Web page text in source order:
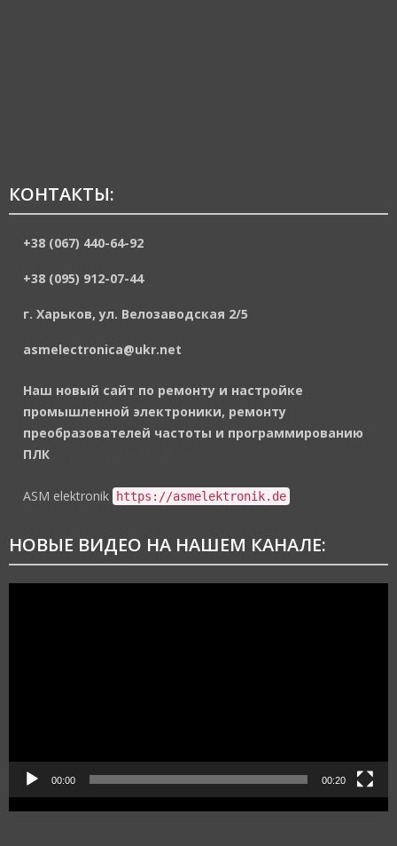
КОНТАКТЫ:
+38 (067) 440-64-92
+38 (095) 912-07-44
г. Харьков, ул. Велозаводская 2/5
asmelectronica@ukr.net
Наш новый сайт по ремонту и настройке
промышленной электроники, ремонту
преобразователей частоты и программированию
ПЛК
ASM elektronik https://asmelektronik.de
НОВЫЕ ВИДЕО НА НАШЕМ КАНАЛЕ:
00:00 00:20